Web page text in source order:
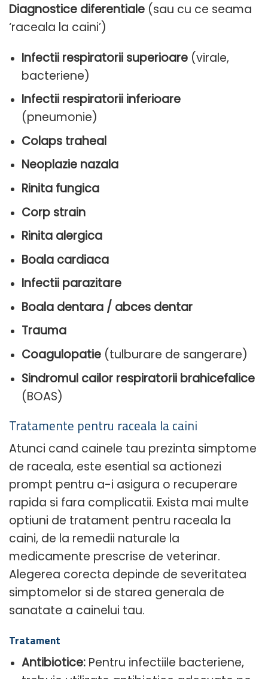
Diagnostice diferentiale (sau cu ce seama
‘raceala la caini’)
Infectii respiratorii superioare(virale,
bacteriene)
Infectii respiratorii inferioare
(pneumonie)
Colaps traheal
Neoplazie nazala
Rinita fungica
Corp strain
Rinita alergica
Boala cardiaca
Infectii parazitare
Boala dentara / abces dentar
Trauma
Coagulopatie(tulburare de sangerare)
Sindromul cailor respiratorii brahicefalice
(BOAS)
Tratamente pentru raceala la caini
Atunci cand cainele tau prezinta simptome
de raceala, este esential sa actionezi
prompt pentru a-i asigura o recuperare
rapida si fara complicatii. Exista mai multe
optiuni de tratament pentru raceala la
caini, de la remedii naturale la
medicamente prescrise de veterinar.
Alegerea corecta depinde de severitatea
simptomelor si de starea generala de
sanatate a cainelui tau.
Tratament
Antibiotice:Pentru infectiile bacteriene,